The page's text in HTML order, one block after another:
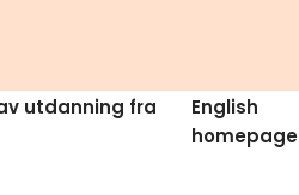
utdanning fra
English
homepage